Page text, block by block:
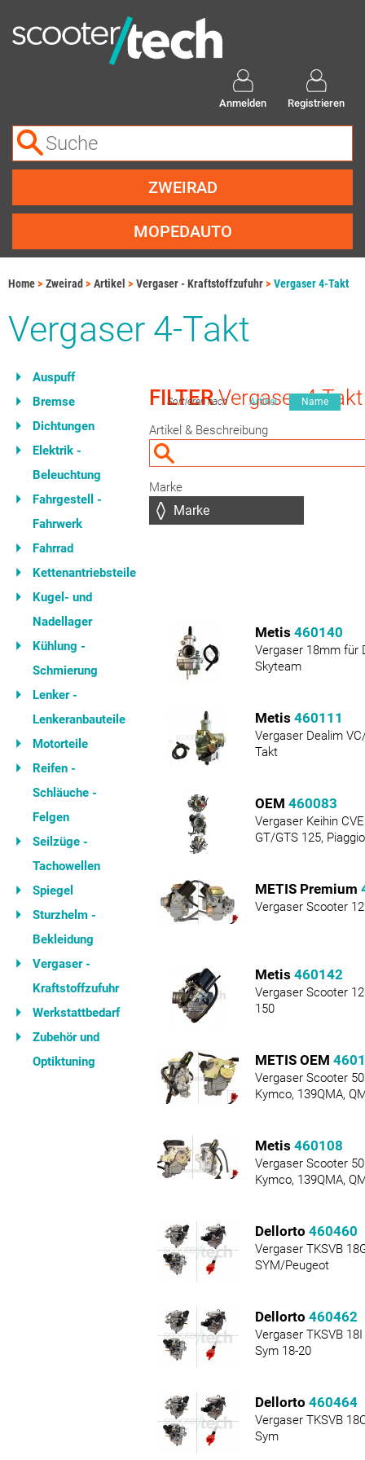
Anmelden Registrieren
ZWEIRAD
MOPEDAUTO
Home Zweirad Artikel Vergaser - Kraftstoffzufuhr Vergaser 4-Takt
Vergaser 4-Takt
Auspuff
Bremse
Dichtungen
Elektrik -
Beleuchtung
Fahrgestell -
Fahrwerk
Fahrrad
Kettenantriebsteile
Kugel- und
Nadellager
Kühlung -
Schmierung
Lenker -
Lenkeranbauteile
Motorteile
Reifen -
Schläuche -
Felgen
Seilzüge -
Tachowellen
Spiegel
Sturzhelm -
Bekleidung
Vergaser -
Kraftstoffzufuhr
Werkstattbedarf
Zubehör und
Optiktuning
FILTERVergaser 4-Takt
Sortieren nach Artikel Name
Artikel & Beschreibung
Marke
Metis 460140
Vergaser 18mm für
Skyteam
Metis 460111
Vergaser Dealim
Takt
OEM 460083
Vergaser Keihin
GT/GTS 125,
METIS Premium
Vergaser Scooter
Metis 460142
Vergaser Scooter
150
METIS OEM
Vergaser Scooter
Kymco, 139QMA,
Metis 460108
Vergaser Scooter
Kymco, 139QMA,
Dellorto 460460
Vergaser TKSVB
SYM/Peugeot
Dellorto 460462
Vergaser TKSVB
Sym 18-20
Dellorto 460464
Vergaser TKSVB
Sym